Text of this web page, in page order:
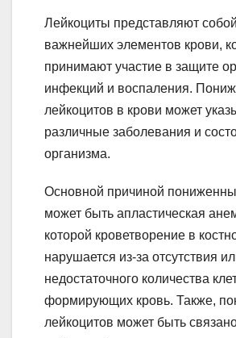
Лейкоциты представляют
важнейших элементов крови,
принимают участие в защите
инфекций и воспаления.
лейкоцитов в крови может
различные заболевания и
организма.
Основной причиной
может быть апластическая
которой кроветворение в
нарушается из-за отсутствия
недостаточного количества
формирующих кровь. Также,
лейкоцитов может быть